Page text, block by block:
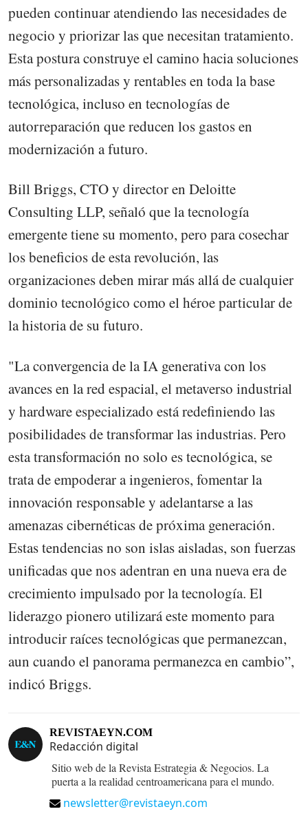
pueden continuar atendiendo las necesidades de
negocio y priorizar las que necesitan tratamiento.
Esta postura construye el camino hacia soluciones
más personalizadas y rentables en toda la base
tecnológica, incluso en tecnologías de
autorreparación que reducen los gastos en
modernización a futuro.
Bill Briggs, CTO y director en Deloitte
Consulting LLP, señaló que la tecnología
emergente tiene su momento, pero para cosechar
los beneficios de esta revolución, las
organizaciones deben mirar más allá de cualquier
dominio tecnológico como el héroe particular de
la historia de su futuro.
"La convergencia de la IA generativa con los
avances en la red espacial, el metaverso industrial
y hardware especializado está redefiniendo las
posibilidades de transformar las industrias. Pero
esta transformación no solo es tecnológica, se
trata de empoderar a ingenieros, fomentar la
innovación responsable y adelantarse a las
amenazas cibernéticas de próxima generación.
Estas tendencias no son islas aisladas, son fuerzas
unificadas que nos adentran en una nueva era de
crecimiento impulsado por la tecnología. El
liderazgo pionero utilizará este momento para
introducir raíces tecnológicas que permanezcan,
aun cuando el panorama permanezca en cambio”,
indicó Briggs.
REVISTAEYN.COM
Redacción digital
Sitio web de la Revista Estrategia & Negocios. La
puerta a la realidad centroamericana para el mundo.
newsletter@revistaeyn.com